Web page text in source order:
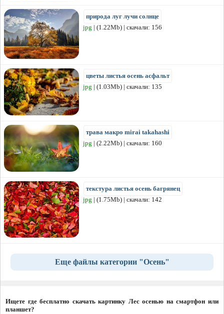
природа луг лучи солнце
jpg | (1.22Mb) | скачали: 156
цветы листья осень асфальт
jpg | (1.03Mb) | скачали: 135
трава макро mirai takahashi
jpg | (2.22Mb) | скачали: 160
текстура листья осень багрянец
jpg | (1.75Mb) | скачали: 142
Еще файлы категории "Осень"
Ищете где бесплатно скачать картинку Лес осенью на смартфон или
планшет?